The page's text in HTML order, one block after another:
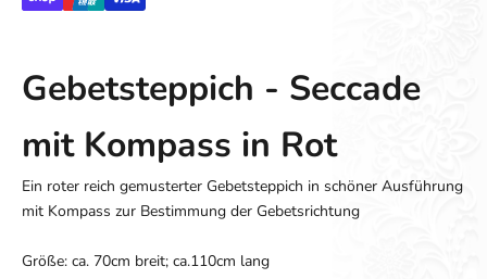
Gebetsteppich - Seccade
mit Kompass in Rot
Ein roter reich gemusterter Gebetsteppich in schöner Ausführung
mit Kompass zur Bestimmung der Gebetsrichtung
Größe: ca. 70cm breit; ca.110cm lang